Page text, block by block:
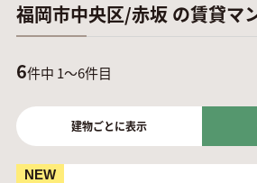
福岡市中央区/赤坂 の賃貸マ
6件中 1～6件目
建物ごとに表示
NEW